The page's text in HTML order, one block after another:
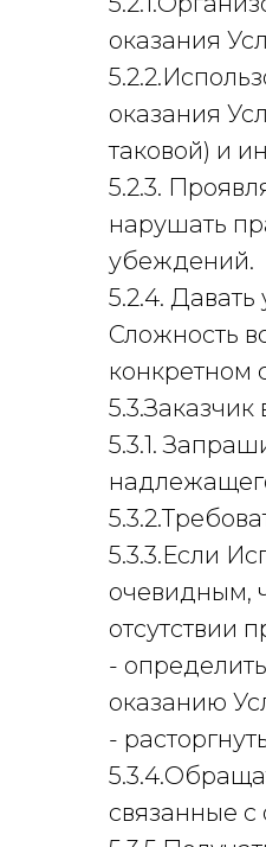
оказания
оказания
таковой) и
5.2.3.
нарушать
убеждений.
5.2.4.
Сложность
конкретном
5.3.Заказчик
5.3.1.
5.3.3.Если
очевидным,
отсутствии
-
оказанию
-
связанные с